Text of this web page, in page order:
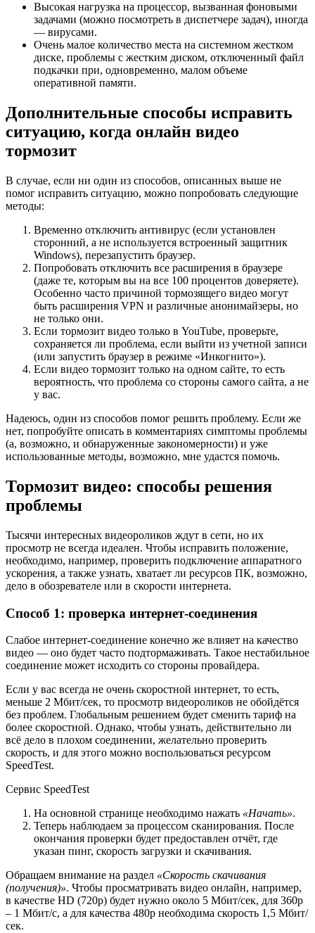
Высокая нагрузка на процессор, вызванная фоновыми
задачами (можно посмотреть в диспетчере задач), иногда
— вирусами.
Очень малое количество места на системном жестком
диске, проблемы с жестким диском, отключенный файл
подкачки при, одновременно, малом объеме
оперативной памяти.
Дополнительные способы исправить
ситуацию, когда онлайн видео
тормозит
В случае, если ни один из способов, описанных выше не
помог исправить ситуацию, можно попробовать следующие
методы:
Временно отключить антивирус (если установлен
сторонний, а не используется встроенный защитник
Windows), перезапустить браузер.
Попробовать отключить все расширения в браузере
(даже те, которым вы на все 100 процентов доверяете).
Особенно часто причиной тормозящего видео могут
быть расширения VPN и различные анонимайзеры, но
не только они.
Если тормозит видео только в YouTube, проверьте,
сохраняется ли проблема, если выйти из учетной записи
(или запустить браузер в режиме «Инкогнито»).
Если видео тормозит только на одном сайте, то есть
вероятность, что проблема со стороны самого сайта, а не
у вас.
Надеюсь, один из способов помог решить проблему. Если же
нет, попробуйте описать в комментариях симптомы проблемы
(а, возможно, и обнаруженные закономерности) и уже
использованные методы, возможно, мне удастся помочь.
Тормозит видео: способы решения
проблемы
Тысячи интересных видеороликов ждут в сети, но их
просмотр не всегда идеален. Чтобы исправить положение,
необходимо, например, проверить подключение аппаратного
ускорения, а также узнать, хватает ли ресурсов ПК, возможно,
дело в обозревателе или в скорости интернета.
Способ 1: проверка интернет-соединения
Слабое интернет-соединение конечно же влияет на качество
видео — оно будет часто подтормаживать. Такое нестабильное
соединение может исходить со стороны провайдера.
Если у вас всегда не очень скоростной интернет, то есть,
меньше 2 Мбит/сек, то просмотр видеороликов не обойдётся
без проблем. Глобальным решением будет сменить тариф на
более скоростной. Однако, чтобы узнать, действительно ли
всё дело в плохом соединении, желательно проверить
скорость, и для этого можно воспользоваться ресурсом
SpeedTest.
Сервис SpeedTest
На основной странице необходимо нажать «Начать».
Теперь наблюдаем за процессом сканирования. После
окончания проверки будет предоставлен отчёт, где
указан пинг, скорость загрузки и скачивания.
Обращаем внимание на раздел «Скорость скачивания
(получения)». Чтобы просматривать видео онлайн, например,
в качестве HD (720p) будет нужно около 5 Мбит/сек, для 360p
– 1 Мбит/с, а для качества 480p необходима скорость 1,5 Мбит/
сек.